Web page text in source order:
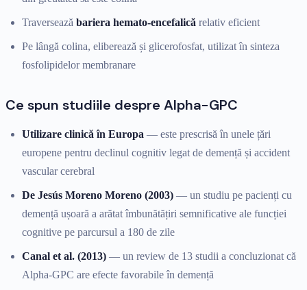
Traversează bariera hemato-encefalică relativ eficient
Pe lângă colina, eliberează și glicerofosfat, utilizat în sinteza
fosfolipidelor membranare
Ce spun studiile despre Alpha-GPC
Utilizare clinică în Europa — este prescrisă în unele țări
europene pentru declinul cognitiv legat de demență și accident
vascular cerebral
De Jesús Moreno Moreno (2003) — un studiu pe pacienți cu
demență ușoară a arătat îmbunătățiri semnificative ale funcției
cognitive pe parcursul a 180 de zile
Canal et al. (2013) — un review de 13 studii a concluzionat că
Alpha-GPC are efecte favorabile în demență